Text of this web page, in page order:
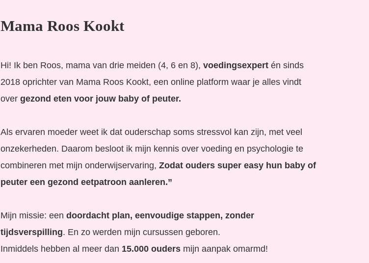
Mama Roos Kookt
Hi! Ik ben Roos, mama van drie meiden (4, 6 en 8), voedingsexpert én sinds
2018 oprichter van Mama Roos Kookt, een online platform waar je alles vindt
over gezond eten voor jouw baby of peuter.
Als ervaren moeder weet ik dat ouderschap soms stressvol kan zijn, met veel
onzekerheden. Daarom besloot ik mijn kennis over voeding en psychologie te
combineren met mijn onderwijservaring, Zodat ouders super easy hun baby of
peuter een gezond eetpatroon aanleren.”
Mijn missie: een doordacht plan, eenvoudige stappen, zonder
tijdsverspilling. En zo werden mijn cursussen geboren.
Inmiddels hebben al meer dan 15.000 ouders mijn aanpak omarmd!